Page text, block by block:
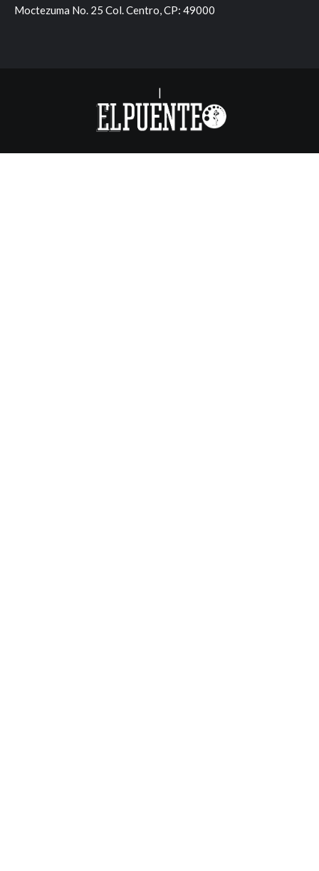
Moctezuma No. 25 Col. Centro, CP: 49000
|